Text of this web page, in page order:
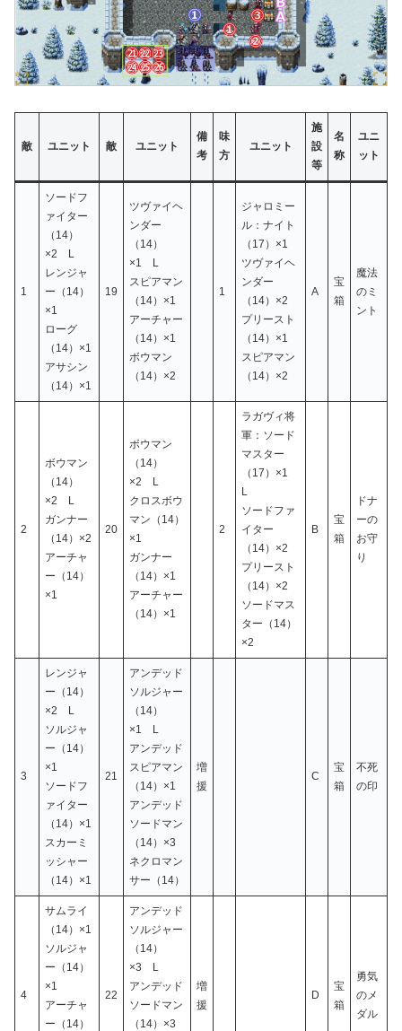
敵 ユニット 敵 ユニット
備
考
味
方
ユニット
施
設
等
名
称
ユニ
ット
1
ソードフ
ァイター
（14）
×2 L
レンジャ
ー（14）
×1
ローグ
（14）×1
アサシン
（14）×1
19
ツヴァイヘ
ンダー
（14）
×1 L
スピアマン
（14）×1
アーチャー
（14）×1
ボウマン
（14）×2
1
ジャロミー
ル：ナイト
（17）×1
ツヴァイヘ
ンダー
（14）×2
プリースト
（14）×1
スピアマン
（14）×2
A
宝
箱
魔法
のミ
ント
2
ボウマン
（14）
×2 L
ガンナー
（14）×2
アーチャ
ー（14）
×1
20
ボウマン
（14）
×2 L
クロスボウ
マン（14）
×1
ガンナー
（14）×1
アーチャー
（14）×1
2
ラガヴィ将
軍：ソード
マスター
（17）×1
L
ソードファ
イター
（14）×2
プリースト
（14）×2
ソードマス
ター（14）
×2
B
宝
箱
ドナ
ーの
お守
り
3
レンジャ
ー（14）
×2 L
ソルジャ
ー（14）
×1
ソードフ
ァイター
（14）×1
スカーミ
ッシャー
（14）×1
21
アンデッド
ソルジャー
（14）
×1 L
アンデッド
スピアマン
（14）×1
アンデッド
ソードマン
（14）×3
ネクロマン
サー（14）
増
援
C
宝
箱
不死
の印
4
サムライ
（14）×1
ソルジャ
ー（14）
×1
アーチャ
ー（14）
22
アンデッド
ソルジャー
（14）
×3 L
アンデッド
ソードマン
（14）×3
増
援
D
宝
箱
勇気
のメ
ダル